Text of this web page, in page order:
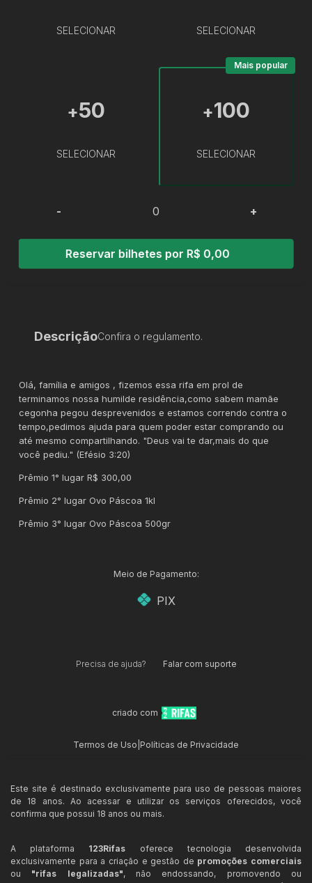
SELECIONAR SELECIONAR
+50
SELECIONAR
+100
SELECIONAR
Mais popular
- +
Reservar bilhetes por R$ 0,00
DescriçãoConfira o regulamento.
Olá, família e amigos , fizemos essa rifa em prol de
terminamos nossa humilde residência,como sabem mamãe
cegonha pegou desprevenidos e estamos correndo contra o
tempo,pedimos ajuda para quem poder estar comprando ou
até mesmo compartilhando. "Deus vai te dar,mais do que
você pediu." (Efésio 3:20)
Prêmio 1° lugar R$ 300,00
Prêmio 2° lugar Ovo Páscoa 1kl
Prêmio 3° lugar Ovo Páscoa 500gr
Meio de Pagamento:
PIX
Precisa de ajuda? Falar com suporte
criado com
Termos de Uso Políticas de Privacidade
Este site é destinado exclusivamente para uso de pessoas maiores
de 18 anos. Ao acessar e utilizar os serviços oferecidos, você
confirma que possui 18 anos ou mais.
A plataforma 123Rifas oferece tecnologia desenvolvida
exclusivamente para a criação e gestão de promoções comerciais
ou "rifas legalizadas", não endossando, promovendo ou